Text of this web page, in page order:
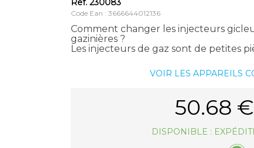
Ref. 230083
Code Ean : 3666644012136
Comment changer les injecteurs
gazinières ?
Les injecteurs de gaz sont de petites
VOIR LES APPAREILS
50.68 €
DISPONIBLE :